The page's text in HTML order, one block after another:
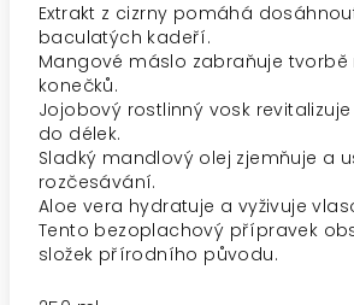
Extrakt z cizrny pomáhá
baculatých kadeří.
Mangové máslo zabraňuje tvorbě
konečků.
Jojobový rostlinný vosk
do délek.
Sladký mandlový olej zjemňuje a
rozčesávání.
Aloe vera hydratuje a vyživuje
Tento bezoplachový přípravek
složek přírodního původu.